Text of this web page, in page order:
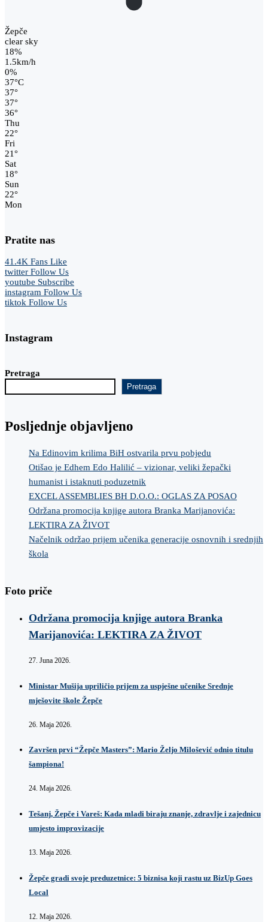
Žepče
clear sky
18%
1.5km/h
0%
37°C
37°
37°
36°
Thu
22°
Fri
21°
Sat
18°
Sun
22°
Mon
Pratite nas
41.4K Fans Like
twitter Follow Us
youtube Subscribe
instagram Follow Us
tiktok Follow Us
Instagram
Pretraga
Pretraga
Posljednje objavljeno
Na Edinovim krilima BiH ostvarila prvu pobjedu
Otišao je Edhem Edo Halilić – vizionar, veliki žepački
humanist i istaknuti poduzetnik
EXCEL ASSEMBLIES BH D.O.O.: OGLAS ZA POSAO
Održana promocija knjige autora Branka Marijanovića:
LEKTIRA ZA ŽIVOT
Načelnik održao prijem učenika generacije osnovnih i srednjih
škola
Foto priče
Održana promocija knjige autora Branka
Marijanovića: LEKTIRA ZA ŽIVOT
27. Juna 2026.
Ministar Mušija upriličio prijem za uspješne učenike Srednje
mješovite škole Žepče
26. Maja 2026.
Završen prvi “Žepče Masters”: Mario Željo Milošević odnio titulu
šampiona!
24. Maja 2026.
Tešanj, Žepče i Vareš: Kada mladi biraju znanje, zdravlje i zajednicu
umjesto improvizacije
13. Maja 2026.
Žepče gradi svoje preduzetnice: 5 biznisa koji rastu uz BizUp Goes
Local
12. Maja 2026.